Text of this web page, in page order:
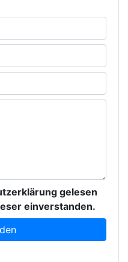
gelesen
einverstanden.